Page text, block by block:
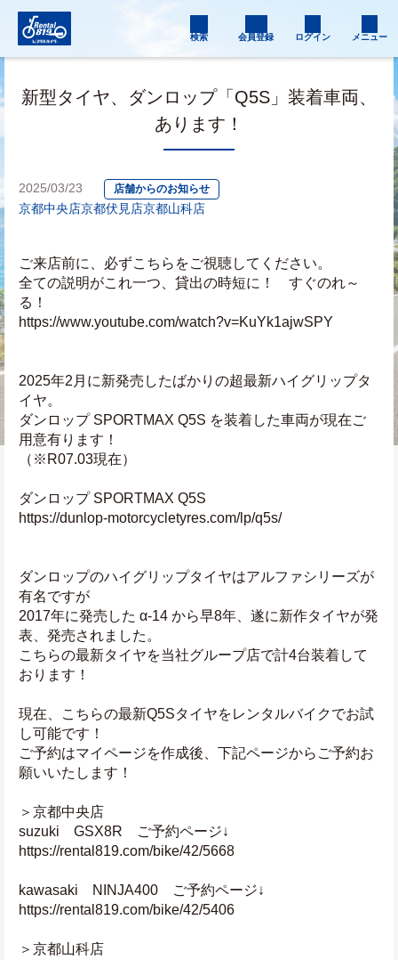
検索 会員登録 ログイン メニュー
新型タイヤ、ダンロップ「Q5S」装着車両、
あります！
2025/03/23 店舗からのお知らせ
京都中央店京都伏見店京都山科店
ご来店前に、必ずこちらをご視聴してください。
全ての説明がこれ一つ、貸出の時短に！　すぐのれ～
る！
https://www.youtube.com/watch?v=KuYk1ajwSPY
2025年2月に新発売したばかりの超最新ハイグリップタ
イヤ。
ダンロップ SPORTMAX Q5S を装着した車両が現在ご
用意有ります！
（※R07.03現在）
ダンロップ SPORTMAX Q5S
https://dunlop-motorcycletyres.com/lp/q5s/
ダンロップのハイグリップタイヤはアルファシリーズが
有名ですが
2017年に発売した α-14 から早8年、遂に新作タイヤが発
表、発売されました。
こちらの最新タイヤを当社グループ店で計4台装着して
おります！
現在、こちらの最新Q5Sタイヤをレンタルバイクでお試
し可能です！
ご予約はマイページを作成後、下記ページからご予約お
願いいたします！
＞京都中央店
suzuki　GSX8R　ご予約ページ↓
https://rental819.com/bike/42/5668
kawasaki　NINJA400　ご予約ページ↓
https://rental819.com/bike/42/5406
＞京都山科店